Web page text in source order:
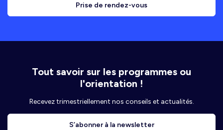
Prise de rendez-vous
Tout savoir sur les programmes ou
l'orientation !
Recevez trimestriellement nos conseils et actualités.
S’abonner à la newsletter